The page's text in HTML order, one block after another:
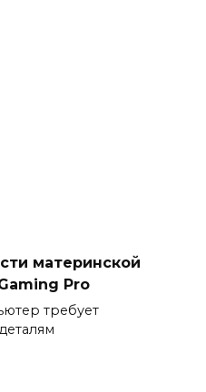
материнской
Pro
требует